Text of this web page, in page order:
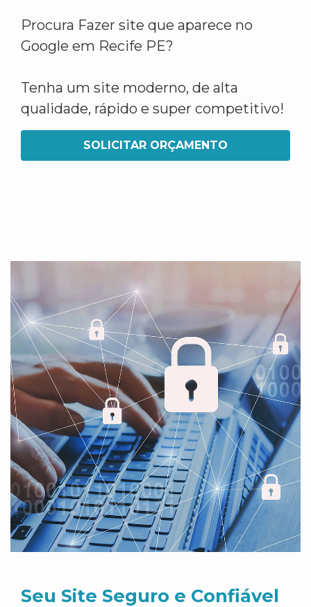
Procura Fazer site que aparece no
Google em Recife PE?
Tenha um site moderno, de alta
qualidade, rápido e super competitivo!
SOLICITAR ORÇAMENTO
Seu Site Seguro e Confiável